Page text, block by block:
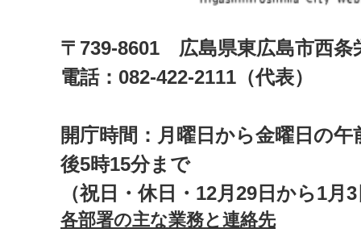
〒739-8601 広島県東広島市西
電話：082-422-2111（代表）
開庁時間：月曜日から金曜日の午
後5時15分まで
（祝日・休日・12月29日から1月
各部署の主な業務と連絡先